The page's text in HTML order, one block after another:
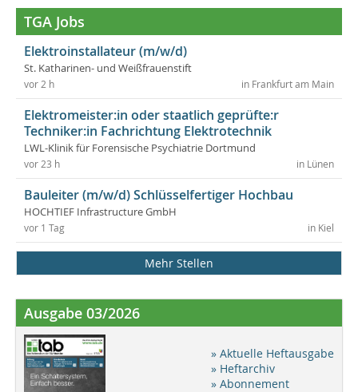
TGA Jobs
Elektroinstallateur (m/w/d)
St. Katharinen- und Weißfrauenstift
in Frankfurt am Main
vor 2 h
Elektromeister:in oder staatlich geprüfte:r
Techniker:in Fachrichtung Elektrotechnik
LWL-Klinik für Forensische Psychiatrie Dortmund
in Lünen
vor 23 h
Bauleiter (m/w/d) Schlüsselfertiger Hochbau
HOCHTIEF Infrastructure GmbH
in Kiel
vor 1 Tag
Mehr Stellen
Ausgabe 03/2026
» Aktuelle Heftausgabe
» Heftarchiv
» Abonnement